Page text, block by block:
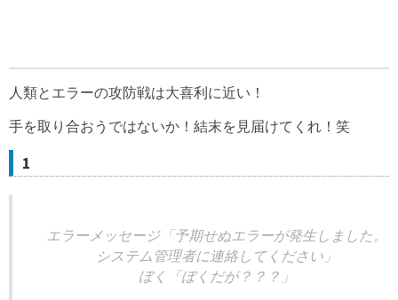
人類とエラーの攻防戦は大喜利に近い！
手を取り合おうではないか！結末を見届けてくれ！笑
1
エラーメッセージ「予期せぬエラーが発生しました。
システム管理者に連絡してください」
ぼく「ぼくだが？？？」